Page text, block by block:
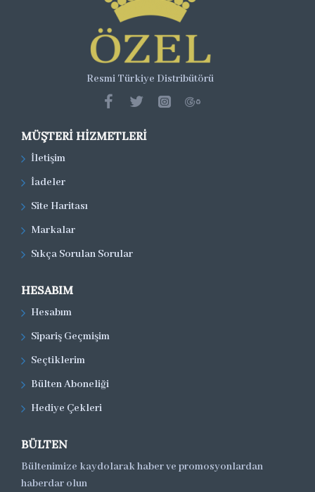
Resmi Türkiye Distribütörü
MÜŞTERI HIZMETLERI
İletişim
İadeler
Site Haritası
Markalar
Sıkça Sorulan Sorular
HESABIM
Hesabım
Sipariş Geçmişim
Seçtiklerim
Bülten Aboneliği
Hediye Çekleri
BÜLTEN
Bültenimize kaydolarak haber ve promosyonlardan
haberdar olun